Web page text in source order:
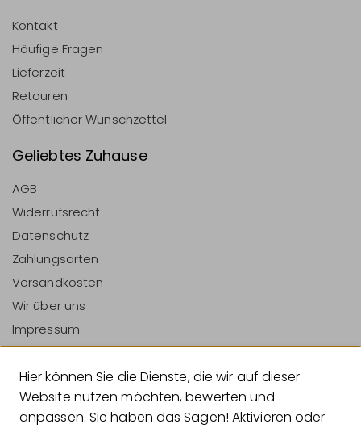
Kontakt
Häufige Fragen
Lieferzeit
Retouren
Öffentlicher Wunschzettel
Geliebtes Zuhause
AGB
Widerrufsrecht
Datenschutz
Zahlungsarten
Versandkosten
Wir über uns
Impressum
Vertrag Widerrufen
Zahlungsarten
Hier können Sie die Dienste, die wir auf dieser
Website nutzen möchten, bewerten und
anpassen. Sie haben das Sagen! Aktivieren oder